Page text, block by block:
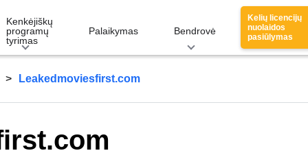
Kenkėjiškų
programų
tyrimas
Palaikymas Bendrovė
Kelių licencijų
nuolaidos
pasiūlymas
Leakedmoviesfirst.com